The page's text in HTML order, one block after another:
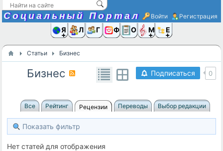
Социальный Портал Войти Регистрация
Я иЛюди
Группы
Фото Ещё
Статьи Бизнес
Подписаться 0
Бизнес
Все Рейтинг Рецензии Переводы Выбор редакции
Показать фильтр
Нет статей для отображения